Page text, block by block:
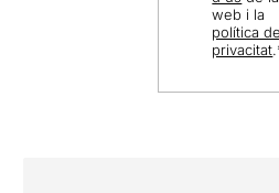
web i la
política de
privacitat.